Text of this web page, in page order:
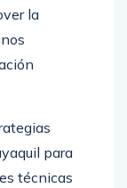
la
para
técnicas